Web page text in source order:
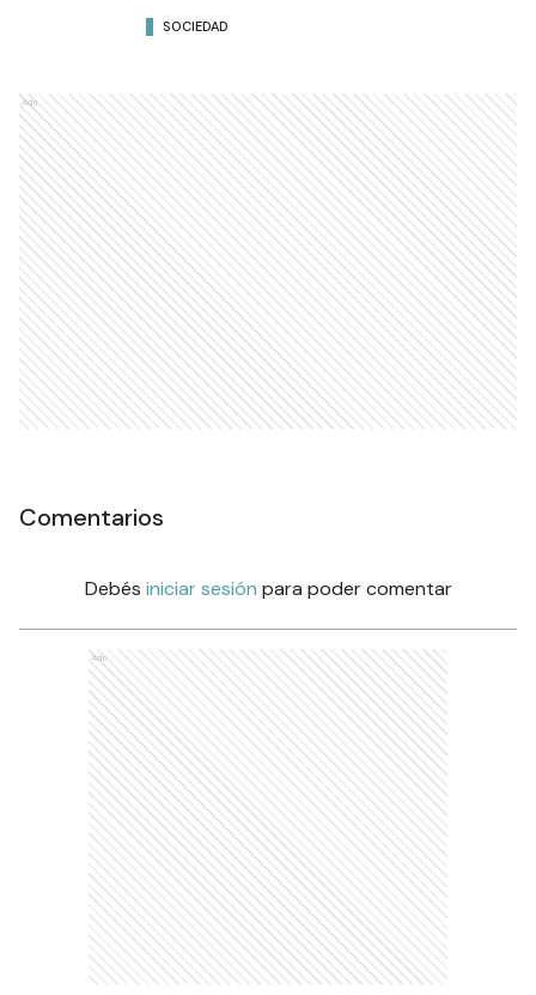
SOCIEDAD
Ads
Comentarios
Debés iniciar sesión para poder comentar
Ads